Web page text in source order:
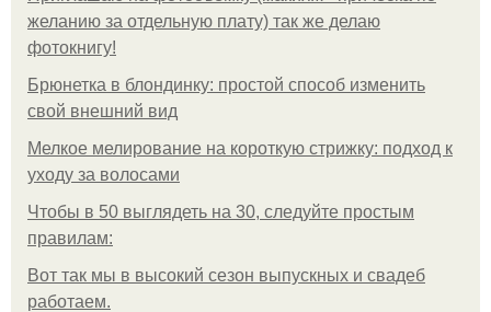
желанию за отдельную плату) так же делаю
фотокнигу!
Брюнетка в блондинку: простой способ изменить
свой внешний вид
Мелкое мелирование на короткую стрижку: подход к
уходу за волосами
Чтобы в 50 выглядеть на 30, следуйте простым
правилам:
Вот так мы в высокий сезон выпускных и свадеб
работаем.